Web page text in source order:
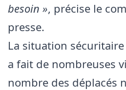
besoin », précise le
presse.
La situation
a fait de nombreuses
nombre des déplacés